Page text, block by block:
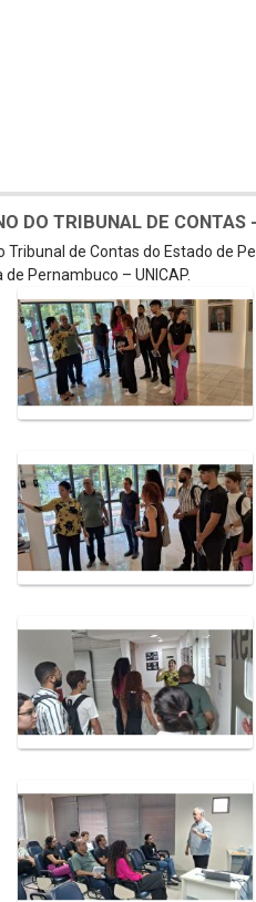
DO TRIBUNAL DE
de Contas do Estado de
Pernambuco – UNICAP.